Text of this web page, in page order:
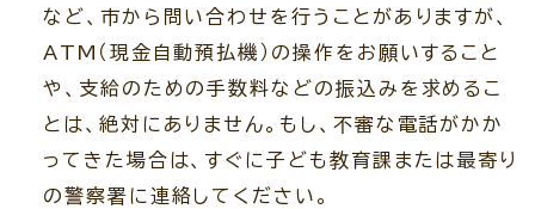
など、市から問い合わせを行うことがありますが、
ATM（現金自動預払機）の操作をお願いすること
や、支給のための手数料などの振込みを求めるこ
とは、絶対にありません。もし、不審な電話がかか
ってきた場合は、すぐに子ども教育課または最寄り
の警察署に連絡してください。